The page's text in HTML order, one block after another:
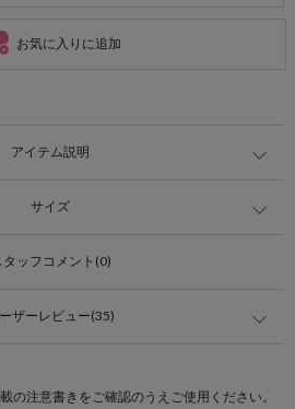
お気に入りに追加
アイテム説明
サイズ
タッフコメント(0)
ザーレビュー(35)
の注意書きをご確認のうえご使用ください。